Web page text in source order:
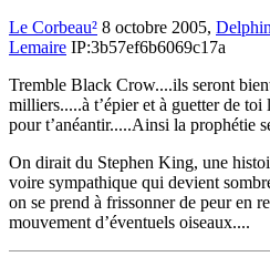
Le Corbeau² 8 octobre 2005,
Lemaire IP:3b57ef6b6069c17a
Tremble Black Crow....ils seront
milliers.....à t’épier et à guetter de
pour t’anéantir.....Ainsi la prophétie
On dirait du Stephen King, une
voire sympathique qui devient
on se prend à frissonner de peur en
mouvement d’éventuels oiseaux....